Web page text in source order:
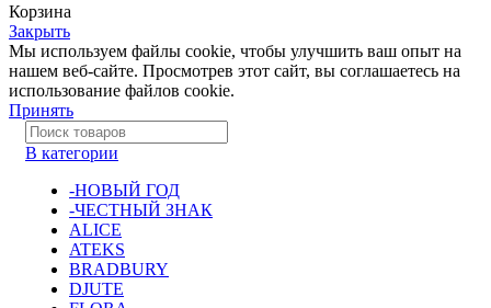
Корзина
Закрыть
Мы используем файлы cookie, чтобы улучшить ваш опыт на
нашем веб-сайте. Просмотрев этот сайт, вы соглашаетесь на
использование файлов cookie.
Принять
В категории
-НОВЫЙ ГОД
-ЧЕСТНЫЙ ЗНАК
ALICE
ATEKS
BRADBURY
DJUTE